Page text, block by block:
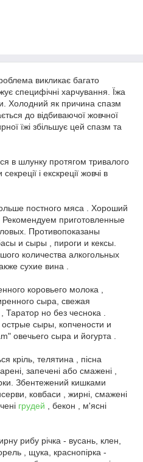
викликає багато
специфічні харчування. Їжа
Холодний як причина спазм
до відбиваючої жовчної
їжі збільшує цей спазм та
в шлунку протягом тривалого
і екскреції жовчі в
постного мяса . Хороший
Рекомендуем приготовленные
Противопоказаны
и сыры , пироги и кексы.
количества алкогольных
сухие вина .
коровьего молока ,
сыра, свежая
но без чеснока .
сыры, копчености и
овечьего сыра и йогурта .
кріль, телятина , пісна
запечені або смажені ,
Збентежений кишками
ковбаси , жирні, смажені
грудей , бекон , м'ясні
рибу річка - вусань, клен,
, щука, краснопірка -